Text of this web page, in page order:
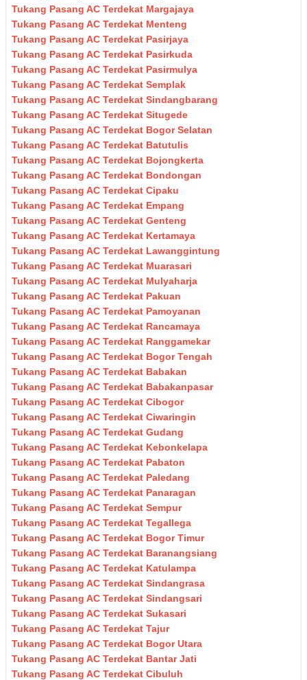
Tukang Pasang AC Terdekat Margajaya
Tukang Pasang AC Terdekat Menteng
Tukang Pasang AC Terdekat Pasirjaya
Tukang Pasang AC Terdekat Pasirkuda
Tukang Pasang AC Terdekat Pasirmulya
Tukang Pasang AC Terdekat Semplak
Tukang Pasang AC Terdekat Sindangbarang
Tukang Pasang AC Terdekat Situgede
Tukang Pasang AC Terdekat Bogor Selatan
Tukang Pasang AC Terdekat Batutulis
Tukang Pasang AC Terdekat Bojongkerta
Tukang Pasang AC Terdekat Bondongan
Tukang Pasang AC Terdekat Cipaku
Tukang Pasang AC Terdekat Empang
Tukang Pasang AC Terdekat Genteng
Tukang Pasang AC Terdekat Kertamaya
Tukang Pasang AC Terdekat Lawanggintung
Tukang Pasang AC Terdekat Muarasari
Tukang Pasang AC Terdekat Mulyaharja
Tukang Pasang AC Terdekat Pakuan
Tukang Pasang AC Terdekat Pamoyanan
Tukang Pasang AC Terdekat Rancamaya
Tukang Pasang AC Terdekat Ranggamekar
Tukang Pasang AC Terdekat Bogor Tengah
Tukang Pasang AC Terdekat Babakan
Tukang Pasang AC Terdekat Babakanpasar
Tukang Pasang AC Terdekat Cibogor
Tukang Pasang AC Terdekat Ciwaringin
Tukang Pasang AC Terdekat Gudang
Tukang Pasang AC Terdekat Kebonkelapa
Tukang Pasang AC Terdekat Pabaton
Tukang Pasang AC Terdekat Paledang
Tukang Pasang AC Terdekat Panaragan
Tukang Pasang AC Terdekat Sempur
Tukang Pasang AC Terdekat Tegallega
Tukang Pasang AC Terdekat Bogor Timur
Tukang Pasang AC Terdekat Baranangsiang
Tukang Pasang AC Terdekat Katulampa
Tukang Pasang AC Terdekat Sindangrasa
Tukang Pasang AC Terdekat Sindangsari
Tukang Pasang AC Terdekat Sukasari
Tukang Pasang AC Terdekat Tajur
Tukang Pasang AC Terdekat Bogor Utara
Tukang Pasang AC Terdekat Bantar Jati
Tukang Pasang AC Terdekat Cibuluh